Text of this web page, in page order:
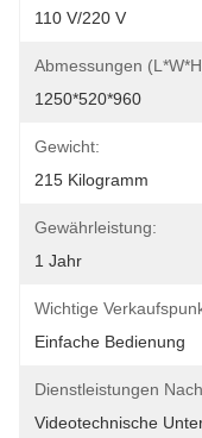
110 V/220 V
Abmessungen
1250*520*960
Gewicht:
215 Kilogramm
Gewährleistung:
1 Jahr
Wichtige
Einfache Bedienung
Dienstleistungen
Videotechnische